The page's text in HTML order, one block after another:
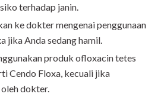
terhadap janin.
ke dokter mengenai penggunaan
jika Anda sedang hamil.
produk ofloxacin tetes
Cendo Floxa, kecuali jika
dokter.